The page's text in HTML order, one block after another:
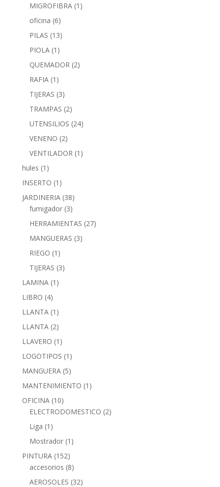
MIGROFIBRA (1)
oficina (6)
PILAS (13)
PIOLA (1)
QUEMADOR (2)
RAFIA (1)
TIJERAS (3)
TRAMPAS (2)
UTENSILIOS (24)
VENENO (2)
VENTILADOR (1)
hules (1)
INSERTO (1)
JARDINERIA (38)
fumigador (3)
HERRAMIENTAS (27)
MANGUERAS (3)
RIEGO (1)
TIJERAS (3)
LAMINA (1)
LIBRO (4)
LLANTA (1)
LLANTA (2)
LLAVERO (1)
LOGOTIPOS (1)
MANGUERA (5)
MANTENIMIENTO (1)
OFICINA (10)
ELECTRODOMESTICO (2)
Liga (1)
Mostrador (1)
PINTURA (152)
accesorios (8)
AEROSOLES (32)